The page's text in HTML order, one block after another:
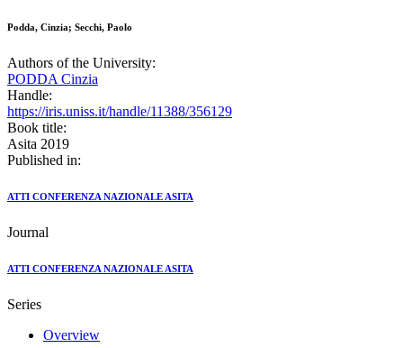
Podda, Cinzia; Secchi, Paolo
Authors of the University:
PODDA Cinzia
Handle:
https://iris.uniss.it/handle/11388/356129
Book title:
Asita 2019
Published in:
ATTI CONFERENZA NAZIONALE ASITA
Journal
ATTI CONFERENZA NAZIONALE ASITA
Series
Overview